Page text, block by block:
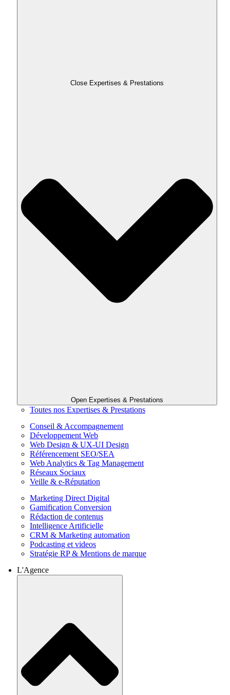
Close Expertises & Prestations
Open Expertises & Prestations
Toutes nos Expertises & Prestations
Conseil & Accompagnement
Développement Web
Web Design & UX-UI Design
Référencement SEO/SEA
Web Analytics & Tag Management
Réseaux Sociaux
Veille & e-Réputation
Marketing Direct Digital
Gamification Conversion
Rédaction de contenus
Intelligence Artificielle
CRM & Marketing automation
Podcasting et videos
Stratégie RP & Mentions de marque
L'Agence